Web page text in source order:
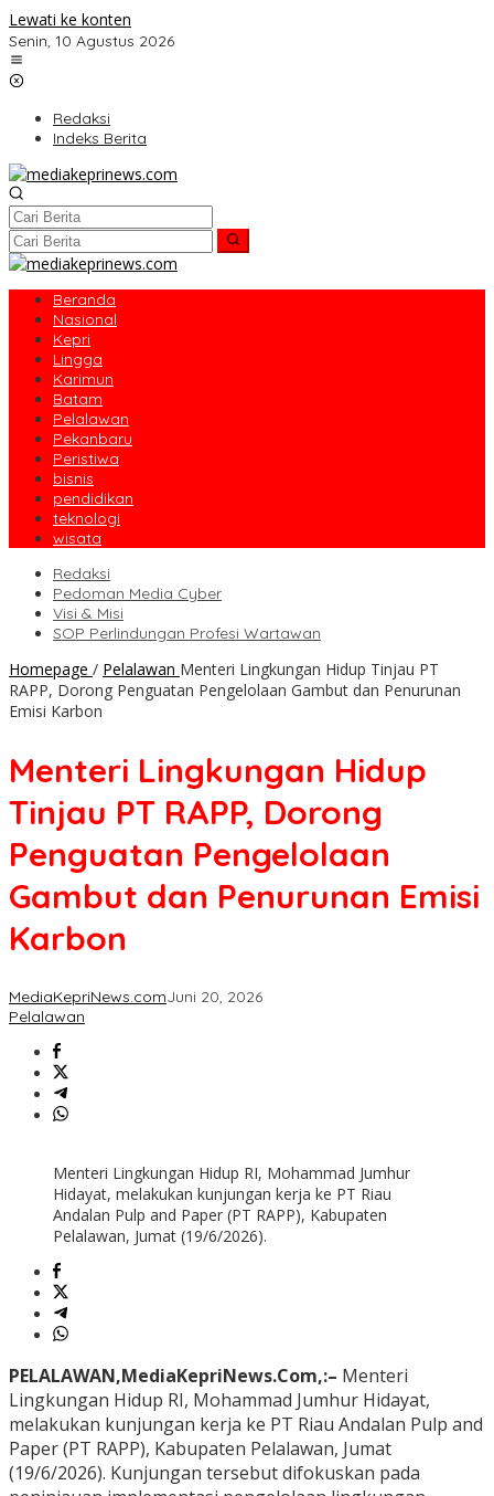
Lewati ke konten
Senin, 10 Agustus 2026
Redaksi
Indeks Berita
Beranda
Nasional
Kepri
Lingga
Karimun
Batam
Pelalawan
Pekanbaru
Peristiwa
bisnis
pendidikan
teknologi
wisata
Redaksi
Pedoman Media Cyber
Visi & Misi
SOP Perlindungan Profesi Wartawan
Homepage / Pelalawan Menteri Lingkungan Hidup Tinjau PT
RAPP, Dorong Penguatan Pengelolaan Gambut dan Penurunan
Emisi Karbon
Menteri Lingkungan Hidup
Tinjau PT RAPP, Dorong
Penguatan Pengelolaan
Gambut dan Penurunan Emisi
Karbon
MediaKepriNews.comJuni 20, 2026
Pelalawan
Menteri Lingkungan Hidup RI, Mohammad Jumhur
Hidayat, melakukan kunjungan kerja ke PT Riau
Andalan Pulp and Paper (PT RAPP), Kabupaten
Pelalawan, Jumat (19/6/2026).
PELALAWAN,MediaKepriNews.Com,:– Menteri
Lingkungan Hidup RI, Mohammad Jumhur Hidayat,
melakukan kunjungan kerja ke PT Riau Andalan Pulp and
Paper (PT RAPP), Kabupaten Pelalawan, Jumat
(19/6/2026). Kunjungan tersebut difokuskan pada